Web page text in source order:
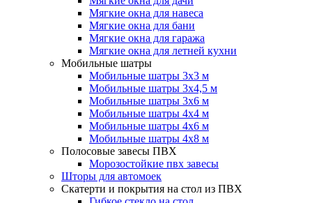
Мягкие окна для навеса
Мягкие окна для бани
Мягкие окна для гаража
Мягкие окна для летней кухни
Мобильные шатры
Мобильные шатры 3х3 м
Мобильные шатры 3х4,5 м
Мобильные шатры 3х6 м
Мобильные шатры 4х4 м
Мобильные шатры 4х6 м
Мобильные шатры 4х8 м
Полосовые завесы ПВХ
Морозостойкие пвх завесы
Шторы для автомоек
Скатерти и покрытия на стол из ПВХ